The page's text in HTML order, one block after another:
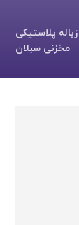
پلاستیکی
مخزنی سبلان